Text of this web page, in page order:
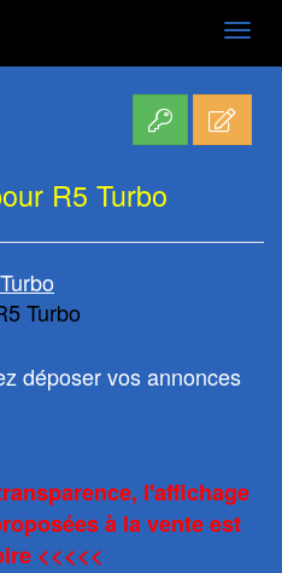
R5 Turbo
Turbo
déposer vos annonces
l'affichage
à la vente est
<<<<<